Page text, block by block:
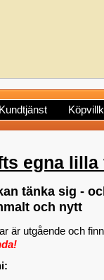
Kundtjänst
egna lilla
tänka sig -
och nytt
är utgående och